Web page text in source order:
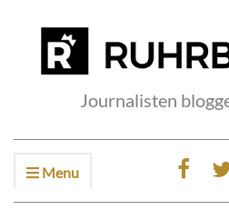
Journalisten
Menu